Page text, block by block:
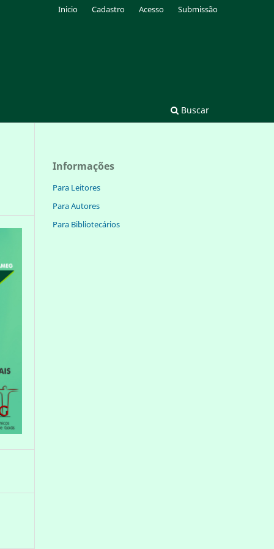
Buscar
Inicio Cadastro Acesso Submissão
Informações
Para Leitores
Para Autores
Para Bibliotecários